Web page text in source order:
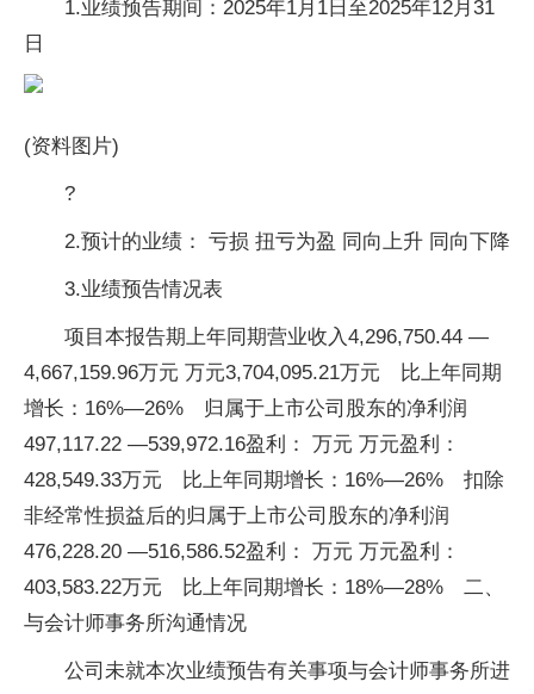
1.业绩预告期间：2025年1月1日至2025年12月31
日
(资料图片)
?
2.预计的业绩： 亏损 扭亏为盈 同向上升 同向下降
3.业绩预告情况表
项目本报告期上年同期营业收入4,296,750.44 —
4,667,159.96万元 万元3,704,095.21万元 比上年同期
增长：16%—26% 归属于上市公司股东的净利润
497,117.22 —539,972.16盈利： 万元 万元盈利：
428,549.33万元 比上年同期增长：16%—26% 扣除
非经常性损益后的归属于上市公司股东的净利润
476,228.20 —516,586.52盈利： 万元 万元盈利：
403,583.22万元 比上年同期增长：18%—28% 二、
与会计师事务所沟通情况
公司未就本次业绩预告有关事项与会计师事务所进